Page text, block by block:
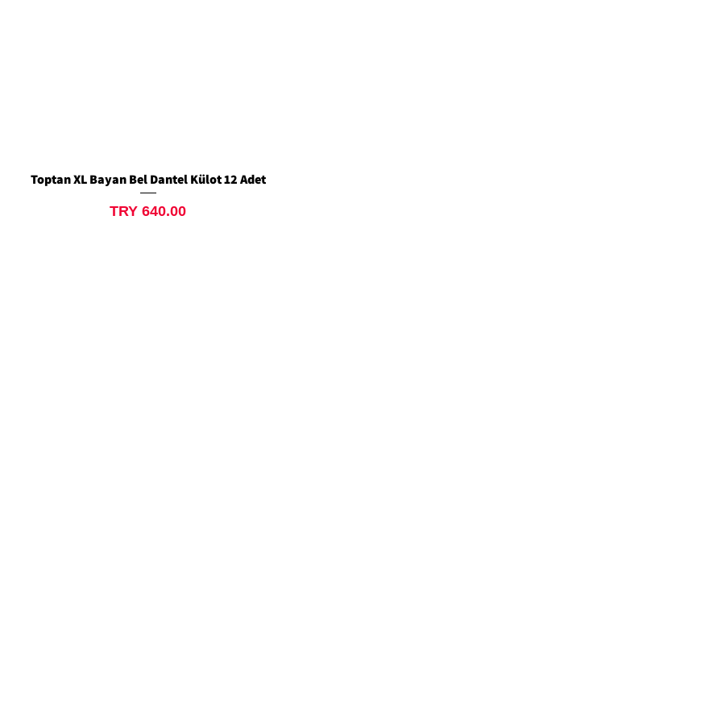
Quick View
Toptan XL Bayan Bel Dantel Külot 12 Adet
Price
TRY 640.00